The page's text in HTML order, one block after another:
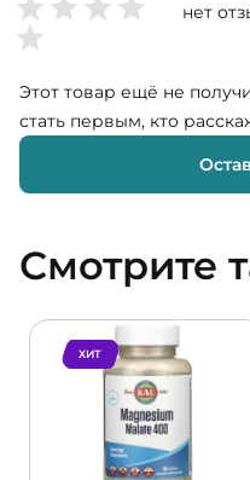
нет
Этот товар ещё не
стать первым, кто
Смотрите
ХИТ